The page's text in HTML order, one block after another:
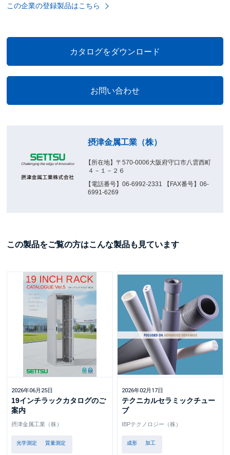
この企業の登録製品はこちら
摂津金属工業（株）
【所在地】〒570-0006大阪府守口市八雲西町
４－１－２６
【電話番号】06-6992-2331 【FAX番号】06-
6991-6269
この製品をご覧の方はこんな製品も見ています
2026年06月25日
19インチラックカタログのご
案内
摂津金属工業（株）
光学測定 質量測定
2026年02月17日
テクニカルセラミックチュー
ブ
IBPテクノロジー（株）
成形 加工